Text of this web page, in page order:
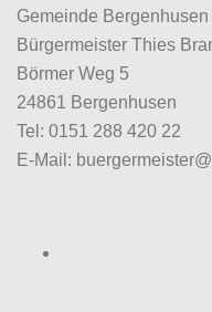
Gemeinde Bergenhusen
Bürgermeister Thies
Börmer Weg 5
24861 Bergenhusen
Tel: 0151 288 420 22
E-Mail: